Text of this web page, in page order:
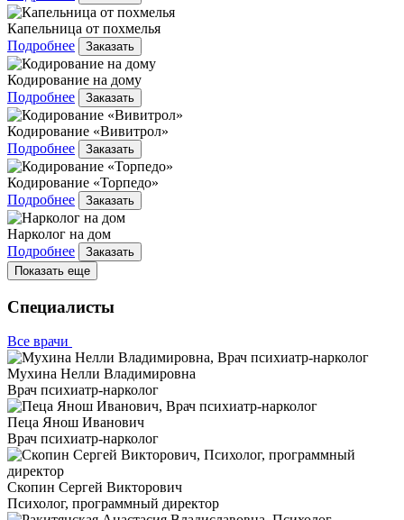
Капельница от похмелья
Подробнее
Заказать
Кодирование на дому
Подробнее
Заказать
Кодирование «Вивитрол»
Подробнее
Заказать
Кодирование «Торпедо»
Подробнее
Заказать
Нарколог на дом
Подробнее
Заказать
Показать еще
Специалисты
Все врачи
Мухина Нелли Владимировна
Врач психиатр-нарколог
Пеца Янош Иванович
Врач психиатр-нарколог
Скопин Сергей Викторович
Психолог, программный директор